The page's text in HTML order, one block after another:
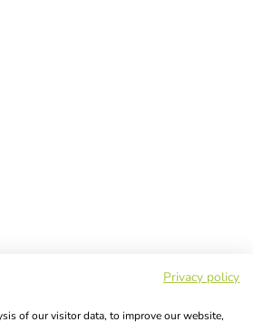
Privacy policy
of our visitor data, to improve our website,